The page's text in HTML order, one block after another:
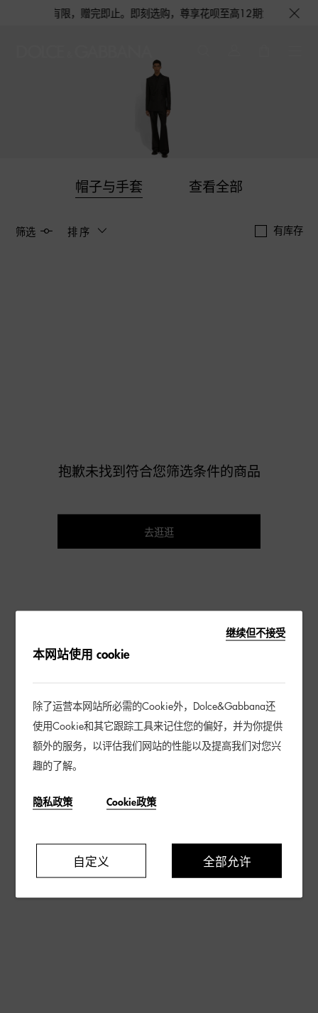
量有限，赠完即止。即刻选购，尊享花呗至高12期免息分期礼遇
帽子与手套 查看全部
筛选 排序 有库存
抱歉未找到符合您筛选条件的商品
去逛逛
继续但不接受
本网站使用 cookie
除了运营本网站所必需的Cookie外，Dolce&Gabbana还
使用Cookie和其它跟踪工具来记住您的偏好，并为你提供
额外的服务，以评估我们网站的性能以及提高我们对您兴
趣的了解。
隐私政策 Cookie政策
自定义 全部允许